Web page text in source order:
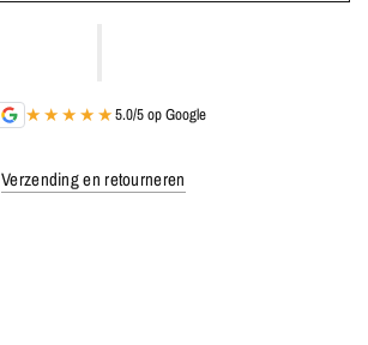
★★★★★5.0/5 op Google
Verzending en retourneren